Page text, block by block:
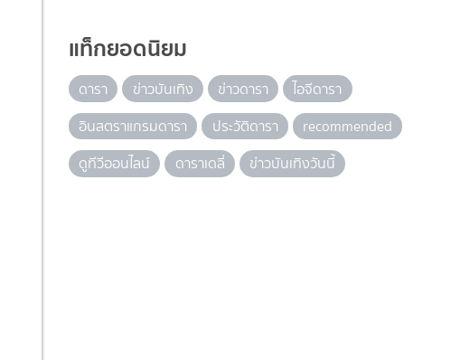
แท็กยอดนิยม
ดารา ข่าวบันเทิง ข่าวดารา
ไอจีดารา
อินสตราแกรมดารา
ประวัติดารา
recommended
ดูทีวีออนไลน์
ดาราเดลี่ ข่าวบันเทิงวันนี้